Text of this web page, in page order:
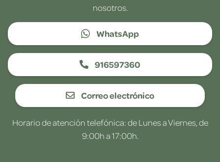
nosotros.
WhatsApp
916597360
Correo electrónico
Horario de atención telefónica: de Lunes a Viernes, de
9:00h a 17:00h.